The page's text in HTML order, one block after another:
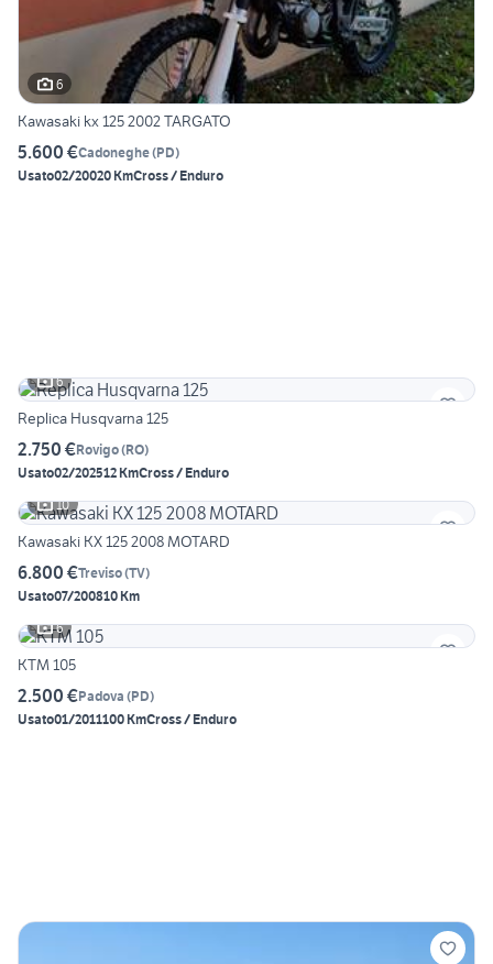
6
Kawasaki kx 125 2002 TARGATO
5.600 €Cadoneghe(PD)
Usato02/20020 KmCross / Enduro
6
Replica Husqvarna 125
2.750 €Rovigo(RO)
Usato02/202512 KmCross / Enduro
10
Kawasaki KX 125 2008 MOTARD
6.800 €Treviso(TV)
Usato07/200810 Km
6
KTM 105
2.500 €Padova (PD)
Usato01/2011100 KmCross / Enduro